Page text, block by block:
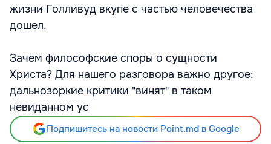
жизни Голливуд вкупе с частью человечества
дошел.
Зачем философские споры о сущности
Христа? Для нашего разговора важно другое:
дальнозоркие критики "винят" в таком
невиданном ус
Подпишитесь на новости Point.md в Google